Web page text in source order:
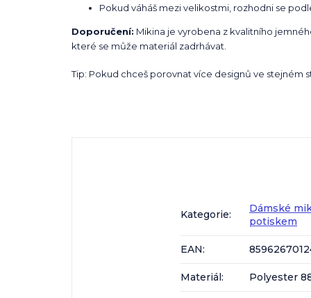
Pokud váháš mezi velikostmi, rozhodni se
Doporučení: Mikina je vyrobena z kvalitního
které se může materiál zadrhávat.
Tip: Pokud chceš porovnat více designů ve stejném
Kategorie:
Dámské
potiskem
EAN:
Materiál: Polyester